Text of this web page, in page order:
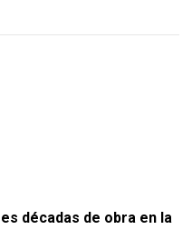
décadas de obra en la